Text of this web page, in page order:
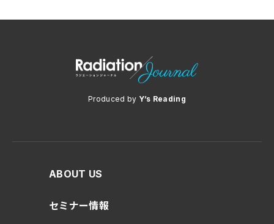
Produced by Y’s Reading
ABOUT US
セミナー情報